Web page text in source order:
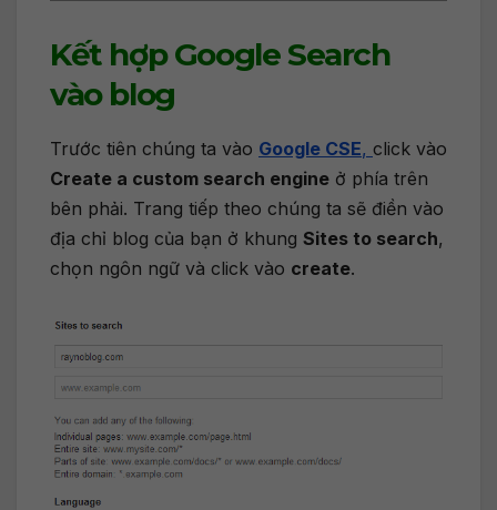
Kết hợp Google Search
vào blog
Trước tiên chúng ta vào Google CSE, click vào
Create a custom search engine ở phía trên
bên phải. Trang tiếp theo chúng ta sẽ điền vào
địa chỉ blog của bạn ở khung Sites to search,
chọn ngôn ngữ và click vào create.